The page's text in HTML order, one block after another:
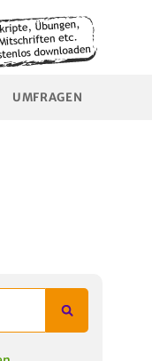
UMFRAGEN